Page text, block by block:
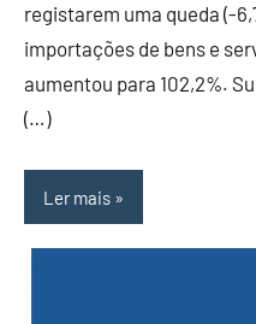
registarem uma queda (-
importações de bens e
aumentou para 102,2%.
(…)
Ler mais